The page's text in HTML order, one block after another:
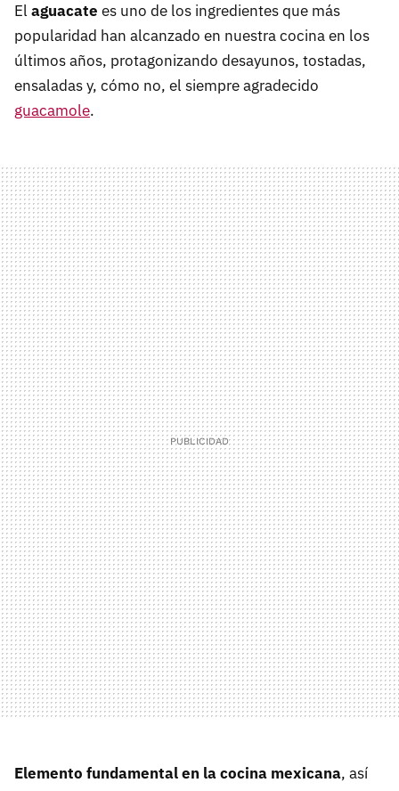
El aguacate es uno de los ingredientes que más
popularidad han alcanzado en nuestra cocina en los
últimos años, protagonizando desayunos, tostadas,
ensaladas y, cómo no, el siempre agradecido
guacamole.
Elemento fundamental en la cocina mexicana, así